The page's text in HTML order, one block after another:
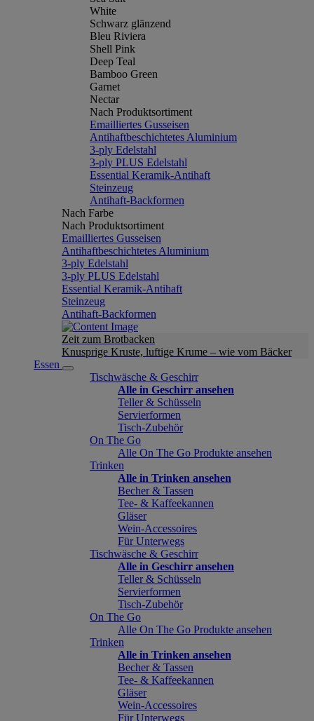
White
Schwarz glänzend
Bleu Riviera
Shell Pink
Deep Teal
Bamboo Green
Garnet
Nectar
Nach Produktsortiment
Emailliertes Gusseisen
Antihaftbeschichtetes Aluminium
3-ply Edelstahl
3-ply PLUS Edelstahl
Essential Keramik-Antihaft
Steinzeug
Antihaft-Backformen
Nach Farbe
Nach Produktsortiment
Emailliertes Gusseisen
Antihaftbeschichtetes Aluminium
3-ply Edelstahl
3-ply PLUS Edelstahl
Essential Keramik-Antihaft
Steinzeug
Antihaft-Backformen
Zeit zum Brotbacken
Knusprige Kruste, luftige Krume – wie vom Bäcker
Essen
Tischwäsche & Geschirr
Alle in Geschirr ansehen
Teller & Schüsseln
Servierformen
Tisch-Zubehör
On The Go
Alle On The Go Produkte ansehen
Trinken
Alle in Trinken ansehen
Becher & Tassen
Tee- & Kaffeekannen
Gläser
Wein-Accessoires
Für Unterwegs
Tischwäsche & Geschirr
Alle in Geschirr ansehen
Teller & Schüsseln
Servierformen
Tisch-Zubehör
On The Go
Alle On The Go Produkte ansehen
Trinken
Alle in Trinken ansehen
Becher & Tassen
Tee- & Kaffeekannen
Gläser
Wein-Accessoires
Für Unterwegs